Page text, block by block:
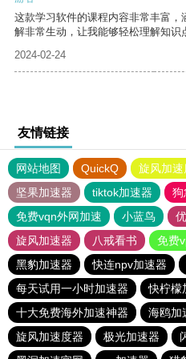
这款学习软件的课程内容非常丰富
解非常生动，让我能够轻松理解知识
2024-02-24
友情链接
网站地图 QuickQ 旋风加速
坚果加速器
tiktok加速器
狗
免费vqn外网加速
小蓝鸟
旋风加速器
八戒看书
免费
黑豹加速器
快连npv加速器
每天试用一小时加速器
快柠檬
十大免费海外加速神器
海鸥加
旋风加速度器
极光加速器